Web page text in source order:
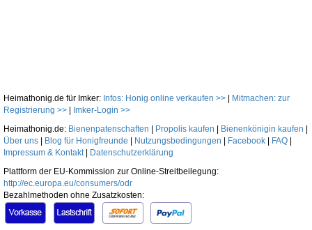
Heimathonig.de für Imker: Infos: Honig online verkaufen >>
Mitmachen: zur
Registrierung >>
Imker-Login >>
Heimathonig.de: Bienenpatenschaften Propolis kaufen Bienenkönigin kaufen
Über uns
Blog für Honigfreunde Nutzungsbedingungen Facebook FAQ
Impressum & Kontakt|
Datenschutzerklärung
Plattform der EU-Kommission zur Online-Streitbeilegung:
http://ec.europa.eu/consumers/odr
Bezahlmethoden ohne Zusatzkosten: